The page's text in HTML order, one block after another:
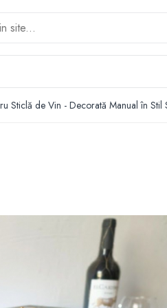
Sticlă de Vin - Decorată Manual în Stil